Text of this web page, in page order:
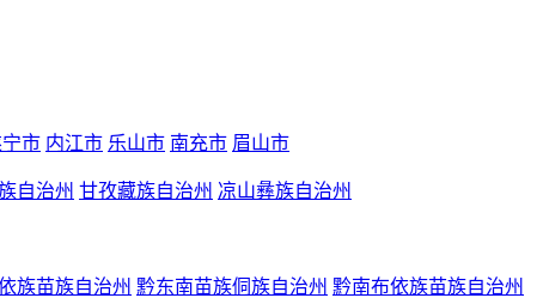
市 内江市 乐山市 南充市 眉山市
自治州 甘孜藏族自治州 凉山彝族自治州
族苗族自治州 黔东南苗族侗族自治州 黔南布依族苗族自治州